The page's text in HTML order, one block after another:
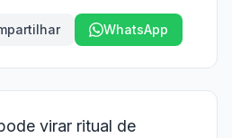
WhatsApp
virar ritual de